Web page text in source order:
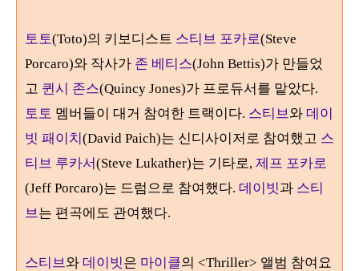
토토(Toto)의 키보디스트 스티브 포카로(Steve
Porcaro)와 작사가 존 베티스(John Bettis)가 만들었
고 퀸시 존스(Quincy Jones)가 프로듀서를 맡았다.
토토 멤버들이 대거 참여한 트랙이다. 스티브와 데이
빗 패이치(David Paich)는 신디사이저로 참여했고 스
티브 루카서(Steve Lukather)는 기타로, 제프 포카로
(Jeff Porcaro)는 드럼으로 참여했다. 데이빗과 스티
브는 편곡에도 관여했다.
스티브와 데이빗은 마이클의 <Thriller> 앨범 참여요